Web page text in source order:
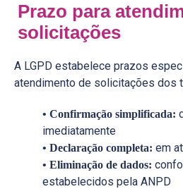
Prazo para
solicitações
A LGPD estabelece prazos
atendimento de solicitações dos
• Confirmação simplificada:
imediatamente
• Declaração completa: em
• Eliminação de dados:
estabelecidos pela ANPD